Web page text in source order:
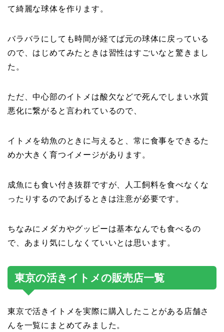
て綺麗な球体を作ります。
バラバラにしても時間が経てば元の球体に戻っている
ので、はじめてみたときは習性はすごいなと驚きまし
た。
ただ、中心部のイトメは酸欠などで死んでしまい水質
悪化に繋がると言われているので、
イトメを幼魚のときに与えると、常に食事をできるた
めか大きく育つイメージがあります。
成魚にも食い付き抜群ですが、人工飼料を食べなくな
ったりするのであげるときは注意が必要です。
ちなみにメダカやグッピーは基本なんでも食べるの
で、あまり気にしなくていいとは思います。
東京の活きイトメの販売店一覧
東京で活きイトメを実際に購入したことがある店舗さ
んを一覧にまとめてみました。